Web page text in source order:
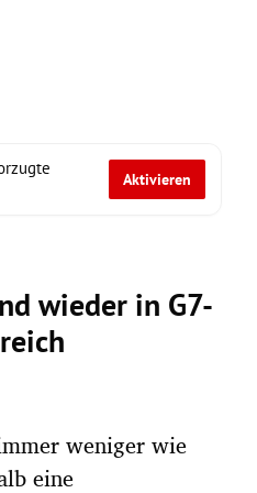
Aktivieren
wieder in G7-
weniger wie
eine